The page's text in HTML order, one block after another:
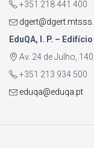
+351 218 441 400
EduQA, I. P. –
Av. 24 de Julho,
+351 213 934 500
eduqa@eduqa.pt